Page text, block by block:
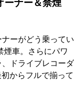
ーナー＆禁煙
ーがどう乗ってい
煙車。さらにパワ
ドライブレコーダ
からフルで揃って